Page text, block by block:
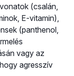
(csalán,
E-vitamin),
(panthenol,
vagy az
agresszív